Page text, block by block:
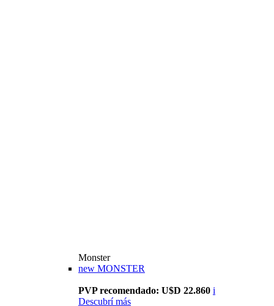
Monster
new MONSTER
PVP recomendado: U$D 22.860 i
Descubrí más